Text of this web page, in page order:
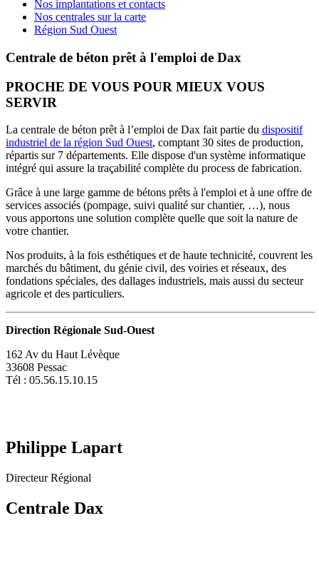
Nos implantations et contacts
Nos centrales sur la carte
Région Sud Ouest
Centrale de béton prêt à l'emploi de Dax
PROCHE DE VOUS POUR MIEUX VOUS
SERVIR
La centrale de béton prêt à l’emploi de Dax fait partie du dispositif
industriel de la région Sud Ouest, comptant 30 sites de production,
répartis sur 7 départements. Elle dispose d'un système informatique
intégré qui assure la traçabilité complète du process de fabrication.
Grâce à une large gamme de bétons prêts à l'emploi et à une offre de
services associés (pompage, suivi qualité sur chantier, …), nous
vous apportons une solution complète quelle que soit la nature de
votre chantier.
Nos produits, à la fois esthétiques et de haute technicité, couvrent les
marchés du bâtiment, du génie civil, des voiries et réseaux, des
fondations spéciales, des dallages industriels, mais aussi du secteur
agricole et des particuliers.
Direction Régionale Sud-Ouest
162 Av du Haut Lévèque
33608 Pessac
Tél : 05.56.15.10.15
Philippe Lapart
Directeur Régional
Centrale Dax